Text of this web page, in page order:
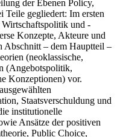
der Ebenen Policy,
gegliedert: Im ersten
und -
Konzepte, Akteure und
Abschnitt – dem Hauptteil –
(neoklassische,
(Angebotspolitik,
Konzeptionen) vor.
Staatsverschuldung und
institutionelle
Ansätze der positiven
Public Choice,